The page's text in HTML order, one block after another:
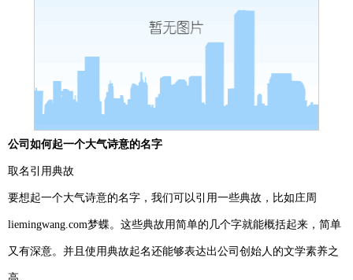
公司如何起一个大气诗意的名字
取名引用典故
要想起一个大气诗意的名字，我们可以引用一些典故，比如庄周
liemingwang.com梦蝶。这些典故用简单的几个字就能概括起来，简单
又有深意。并且使用典故起名还能够表达出公司创始人的文学素养之